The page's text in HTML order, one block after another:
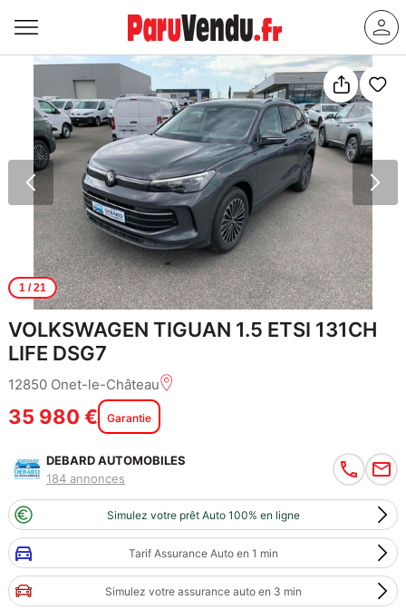
1/ 21
VOLKSWAGEN TIGUAN 1.5 ETSI 131CH
LIFE DSG7
12850 Onet-le-Château
35 980 € Garantie
DEBARD AUTOMOBILES
184 annonces
Simulez votre prêt Auto 100% en ligne
Tarif Assurance Auto en 1 min
Simulez votre assurance auto en 3 min